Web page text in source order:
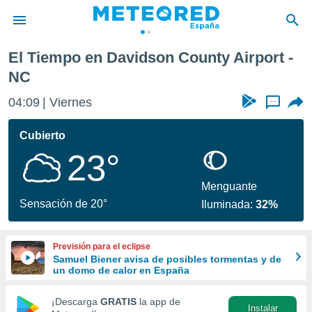
de
para
la
calidad.
a este
forma
digital
El Tiempo en Davidson County Airport -
NC
04:09 Viernes ...
Cubierto
23°
Sensación de 20°
Menguante
Iluminada:32%
Previsión para el eclipse
Samuel Biener avisa de posibles tormentas y de
un domo de calor en España
¡Descarga GRATIS la app de
Instalar